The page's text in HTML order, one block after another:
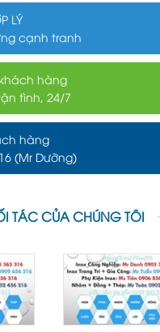
LÝ
cạnh tranh
hàng
tình, 24/7
hàng
(Mr Dưỡng)
TÁC CỦA CHÚNG TÔI